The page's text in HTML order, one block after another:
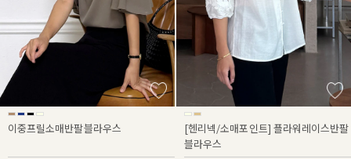
이중프릴소매반팔블라우스
[헨리넥/소매포인트] 플라워레이스반팔
블라우스